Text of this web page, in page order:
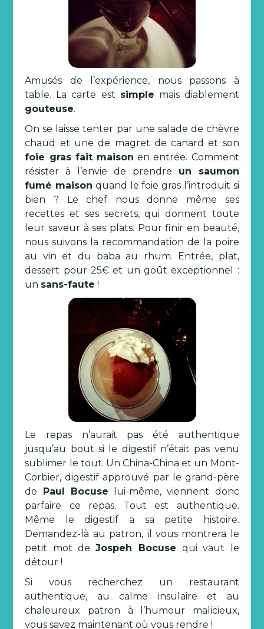
Amusés de l’expérience, nous passons à
table. La carte est simple mais diablement
gouteuse.
On se laisse tenter par une salade de chèvre
chaud et une de magret de canard et son
foie gras fait maison en entrée. Comment
résister à l’envie de prendre un saumon
fumé maison quand le foie gras l’introduit si
bien ? Le chef nous donne même ses
recettes et ses secrets, qui donnent toute
leur saveur à ses plats. Pour finir en beauté,
nous suivons la recommandation de la poire
au vin et du baba au rhum. Entrée, plat,
dessert pour 25€ et un goût exceptionnel :
un sans-faute !
Le repas n’aurait pas été authentique
jusqu’au bout si le digestif n’était pas venu
sublimer le tout. Un China-China et un Mont-
Corbier, digestif approuvé par le grand-père
de Paul Bocuse lui-même, viennent donc
parfaire ce repas. Tout est authentique.
Même le digestif a sa petite histoire.
Demandez-là au patron, il vous montrera le
petit mot deJospeh Bocuse qui vaut le
détour !
Si vous recherchez un restaurant
authentique, au calme insulaire et au
chaleureux patron à l’humour malicieux,
vous savez maintenant où vous rendre !